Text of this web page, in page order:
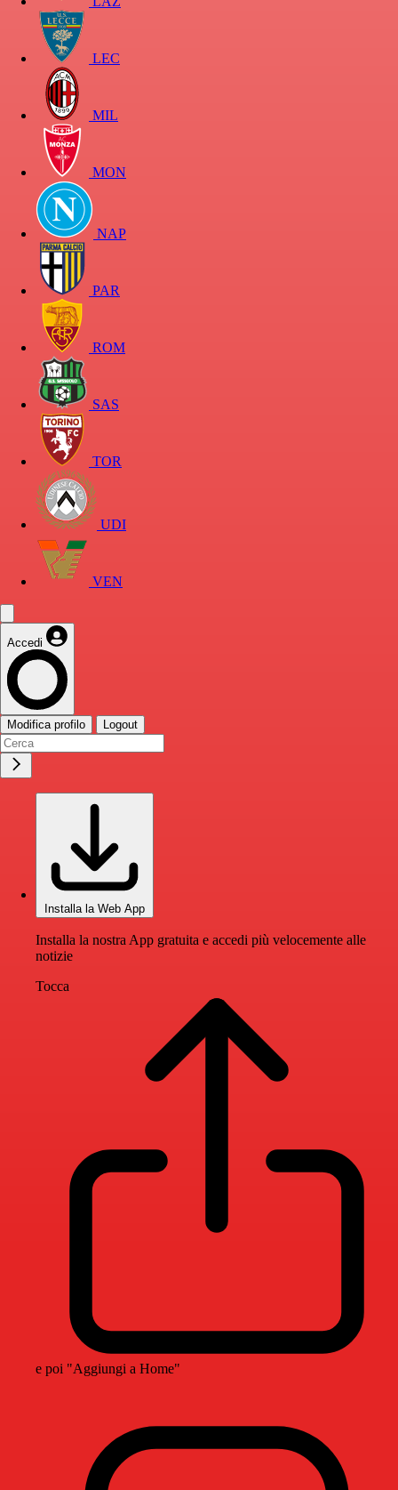
LEC
MIL
MON
NAP
PAR
ROM
SAS
TOR
UDI
VEN
Accedi
Modifica profilo Logout
Installa la Web App
Installa la nostra App gratuita e accedi più velocemente alle
notizie
Tocca
e poi "Aggiungi a Home"